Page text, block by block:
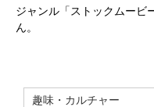
ジャンル「ストックムービ
ん。
趣味・カルチャー